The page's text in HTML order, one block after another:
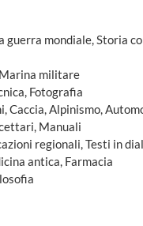
guerra mondiale, Storia
militare
Fotografia
Caccia, Alpinismo,
Manuali
regionali, Testi in
antica, Farmacia